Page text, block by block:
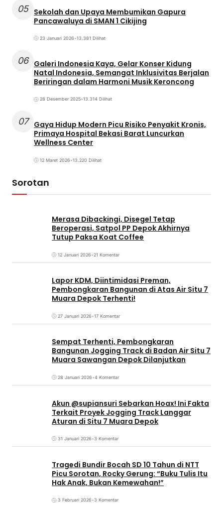
05 Sekolah dan Upaya Membumikan Gapura
Pancawaluya di SMAN 1 Cikijing
23 Januari 2026•13.381 Dilihat
06 Galeri Indonesia Kaya, Gelar Konser Kidung
Natal Indonesia, Semangat Inklusivitas Berjalan
Beriringan dalam Harmoni Musik Keroncong
28 Desember 2025•13.314 Dilihat
07
Gaya Hidup Modern Picu Risiko Penyakit Kronis,
Primaya Hospital Bekasi Barat Luncurkan
Wellness Center
12 Maret 2026•13.220 Dilihat
Sorotan
Merasa Dibackingi, Disegel Tetap
Beroperasi, Satpol PP Depok Akhirnya
Tutup Paksa Koat Coffee
12 Januari 2026•21 Komentar
Lapor KDM, Diintimidasi Preman,
Pembongkaran Bangunan di Atas Air Situ 7
Muara Depok Terhenti!
27 Januari 2026•17 Komentar
Sempat Terhenti, Pembongkaran
Bangunan Jogging Track di Badan Air Situ 7
Muara Sawangan Depok Dilanjutkan
28 Januari 2026•4 Komentar
Akun @supiansuri Sebarkan Hoax! Ini Fakta
Terkait Proyek Jogging Track Langgar
Aturan di Situ 7 Muara Depok
31 Januari 2026•3 Komentar
Tragedi Bundir Bocah SD 10 Tahun di NTT
Picu Sorotan, Rocky Gerung: “Buku Tulis Itu
Hak Anak, Bukan Kemewahan!”
3 Februari 2026•3 Komentar